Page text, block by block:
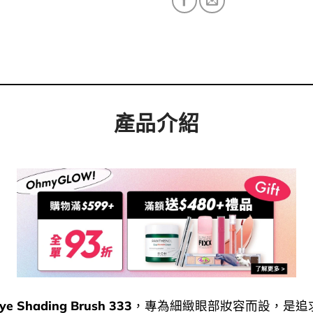
產品介紹
Shading Brush 333 ，專為細緻眼部妝容而設，是追